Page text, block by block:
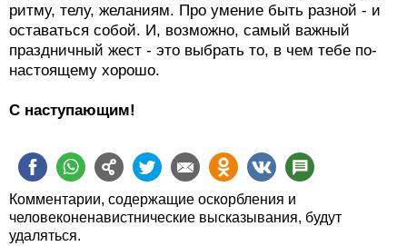
ритму, телу, желаниям. Про умение быть разной - и
оставаться собой. И, возможно, самый важный
праздничный жест - это выбрать то, в чем тебе по-
настоящему хорошо.
С наступающим!
Комментарии, содержащие оскорбления и
человеконенавистнические высказывания, будут
удаляться.